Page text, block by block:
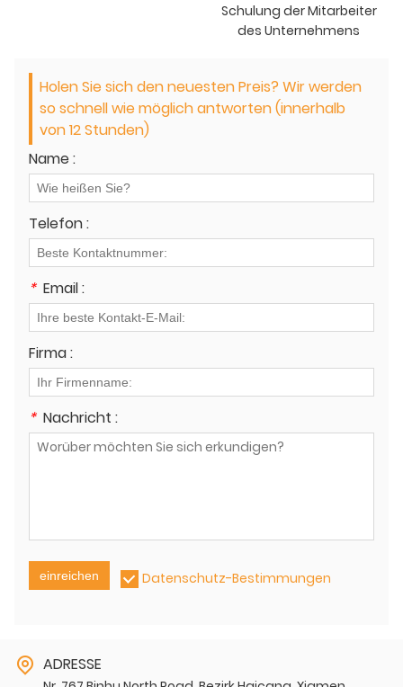
Schulung der Mitarbeiter
des Unternehmens
Holen Sie sich den neuesten Preis? Wir werden
so schnell wie möglich antworten (innerhalb
von 12 Stunden)
Name :
Telefon :
* Email :
Firma :
* Nachricht :
einreichen Datenschutz-Bestimmungen
ADRESSE